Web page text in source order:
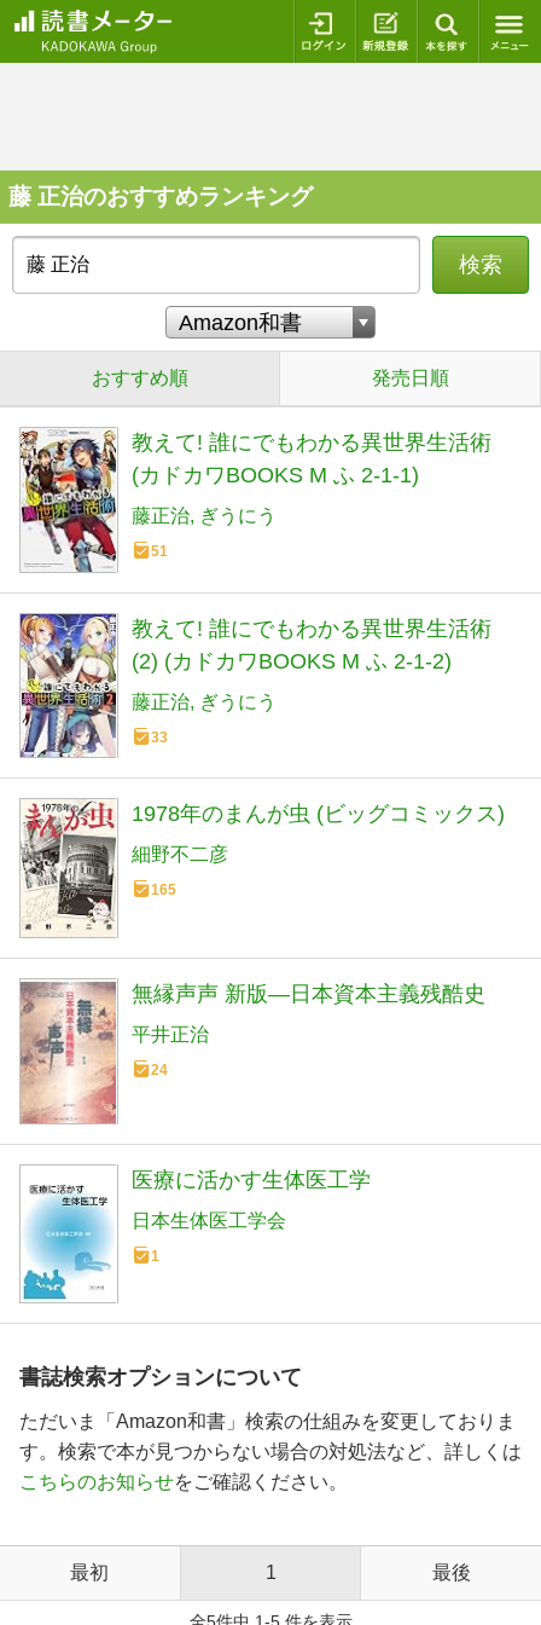
ログイン 新規登録
藤 正治のおすすめランキング
検索
おすすめ順 発売日順
教えて! 誰にでもわかる異世界生活術
(カドカワBOOKS M ふ 2-1-1)
藤正治 ぎうにう
51
教えて! 誰にでもわかる異世界生活術
(2) (カドカワBOOKS M ふ 2-1-2)
藤正治 ぎうにう
33
1978年のまんが虫 (ビッグコミックス)
細野不二彦
165
無縁声声 新版―日本資本主義残酷史
平井正治
24
医療に活かす生体医工学
日本生体医工学会
1
書誌検索オプションについて
ただいま「Amazon和書」検索の仕組みを変更しておりま
す。検索で本が見つからない場合の対処法など、詳しくは
こちらのお知らせをご確認ください。
最初 1 最後
全5件中 1-5 件を表示